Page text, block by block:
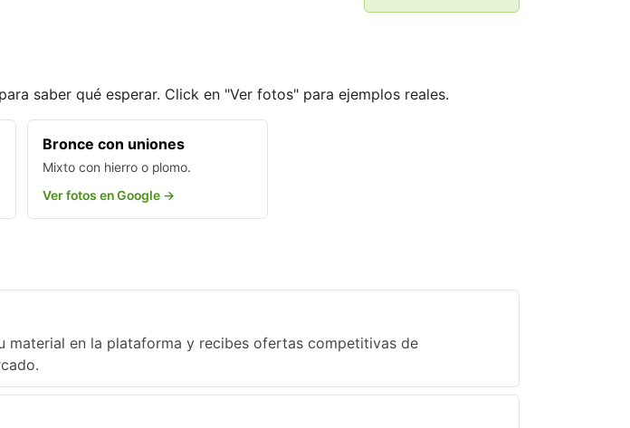
saber qué esperar. Click en "Ver fotos" para ejemplos reales.
Bronce con uniones
Mixto con hierro o plomo.
Ver fotos en Google →
material en la plataforma y recibes ofertas competitivas de